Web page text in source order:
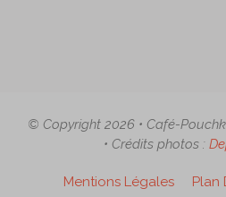
© Copyright 2026 • Café-
• Crédits photos :
Mentions Légales Plan